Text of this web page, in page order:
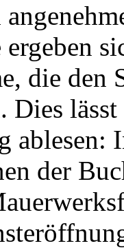
die den
Dies
ablesen:
der